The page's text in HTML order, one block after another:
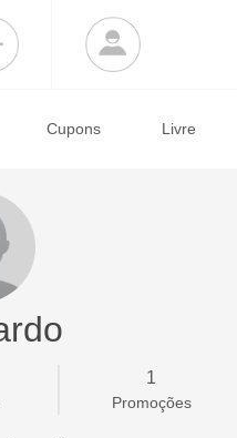
Cupons Livre
1
Promoções